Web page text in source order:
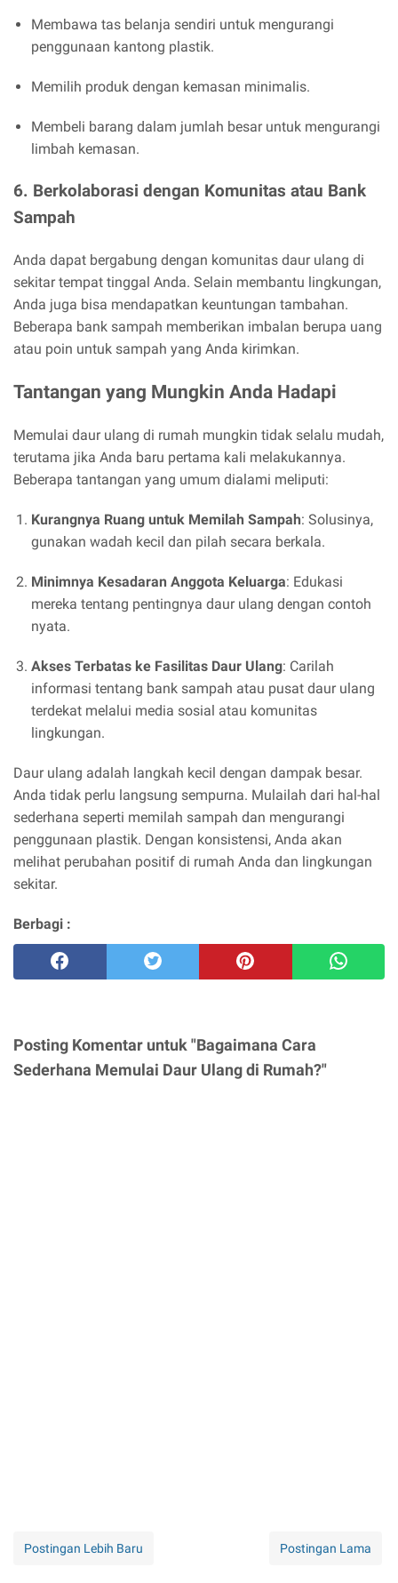
Membawa tas belanja sendiri untuk mengurangi
penggunaan kantong plastik.
Memilih produk dengan kemasan minimalis.
Membeli barang dalam jumlah besar untuk mengurangi
limbah kemasan.
6. Berkolaborasi dengan Komunitas atau Bank
Sampah
Anda dapat bergabung dengan komunitas daur ulang di
sekitar tempat tinggal Anda. Selain membantu lingkungan,
Anda juga bisa mendapatkan keuntungan tambahan.
Beberapa bank sampah memberikan imbalan berupa uang
atau poin untuk sampah yang Anda kirimkan.
Tantangan yang Mungkin Anda Hadapi
Memulai daur ulang di rumah mungkin tidak selalu mudah,
terutama jika Anda baru pertama kali melakukannya.
Beberapa tantangan yang umum dialami meliputi:
Kurangnya Ruang untuk Memilah Sampah: Solusinya,
gunakan wadah kecil dan pilah secara berkala.
Minimnya Kesadaran Anggota Keluarga: Edukasi
mereka tentang pentingnya daur ulang dengan contoh
nyata.
Akses Terbatas ke Fasilitas Daur Ulang: Carilah
informasi tentang bank sampah atau pusat daur ulang
terdekat melalui media sosial atau komunitas
lingkungan.
Daur ulang adalah langkah kecil dengan dampak besar.
Anda tidak perlu langsung sempurna. Mulailah dari hal-hal
sederhana seperti memilah sampah dan mengurangi
penggunaan plastik. Dengan konsistensi, Anda akan
melihat perubahan positif di rumah Anda dan lingkungan
sekitar.
Berbagi :
Posting Komentar untuk "Bagaimana Cara
Sederhana Memulai Daur Ulang di Rumah?"
Postingan Lebih Baru Postingan Lama